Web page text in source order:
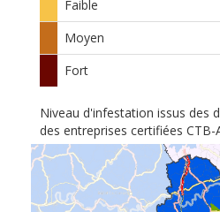
Faible
Moyen
Fort
Niveau d'infestation issus des
des entreprises certifiées CTB-